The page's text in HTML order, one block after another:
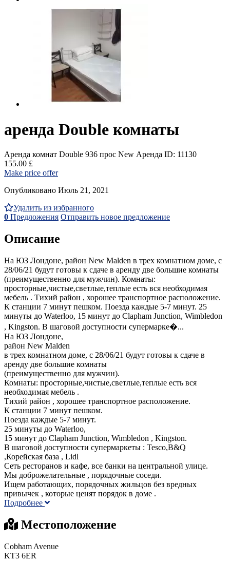
аренда Double комнаты
Аренда комнат Double 936 прос New Аренда ID: 11130
155.00 £
Make price offer
Опубликовано Июль 21, 2021
Удалить из избранного
0 Предложения Отправить новое предложение
Описание
На ЮЗ Лондоне, район New Malden в трех комнатном доме, с
28/06/21 будут готовы к сдаче в аренду две большие комнаты
(преимущественно для мужчин). Комнаты:
просторные,чистые,светлые,теплые есть вся необходимая
мебель . Тихий район , хорошее транспортное расположение.
К станции 7 минут пешком. Поезда каждые 5-7 минут. 25
минуты до Waterloo, 15 минут до Clapham Junction, Wimbledon
, Kingston. В шаговой доступности супермарке�...
На ЮЗ Лондоне,
район New Malden
в трех комнатном доме, с 28/06/21 будут готовы к сдаче в
аренду две большие комнаты
(преимущественно для мужчин).
Комнаты: просторные,чистые,светлые,теплые есть вся
необходимая мебель .
Тихий район , хорошее транспортное расположение.
К станции 7 минут пешком.
Поезда каждые 5-7 минут.
25 минуты до Waterloo,
15 минут до Clapham Junction, Wimbledon , Kingston.
В шаговой доступности супермаркеты : Tesco,B&Q
,Корейская база , Lidl
Сеть ресторанов и кафе, все банки на центральной улице.
Мы доброжелательные , порядочные соседи.
Ищем работающих, порядочных жильцов без вредных
привычек , которые ценят порядок в доме .
Подробнее
Местоположение
Cobham Avenue
KT3 6ER